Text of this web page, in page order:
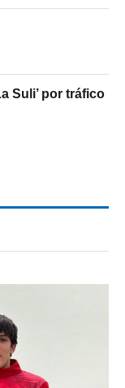
Suli’ por tráfico